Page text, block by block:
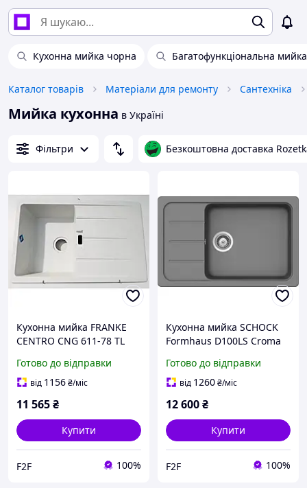
Кухонна мийка чорна Багатофункціональна
Каталог товарів Матеріали для ремонту Сантехніка
Мийка кухонна в Україні
Фільтри Безкоштовна доставка
Кухонна мийка FRANKE
CENTRO CNG 611-78 TL
Готово до відправки
від 1156₴/міс
11 565₴
Купити
F2F 100%
Кухонна мийка SCHOCK
Formhaus D100LS Croma
Готово до відправки
від 1260₴/міс
12 600₴
Купити
F2F 100%